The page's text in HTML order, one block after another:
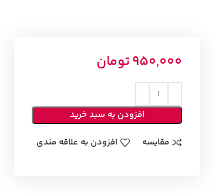
950,000تومان
افزودن به سبد خرید
مقایسه افزودن به علاقه مندی